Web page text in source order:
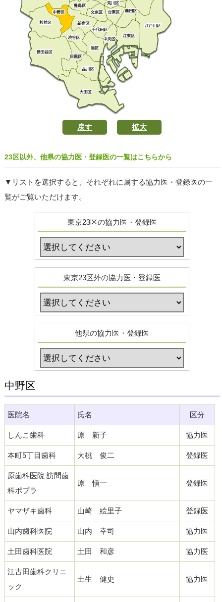
戻す 拡大
戻す
戻す
23区以外、他県の協力医・登録医の一覧はこちらから
▼リストを選択すると、それぞれに属する協力医・登録医の一
覧がご覧いただけます。
東京23区の協力医・登録医
東京23区外の協力医・登録医
他県の協力医・登録医
中野区
医院名 氏名 区分
しんこ歯科 原 新子 協力医
本町5丁目歯科 大桃 俊二 登録医
原歯科医院 訪問歯
科ポプラ
原 愼一 登録医
ヤマザキ歯科 山崎 絵里子 登録医
山内歯科医院 山内 幸司 協力医
土田歯科医院 土田 和彦 協力医
江古田歯科クリニ
ック
土生 健史 協力医